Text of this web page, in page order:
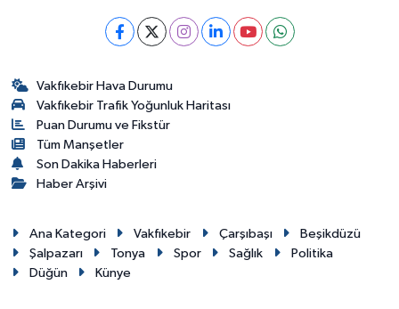
Vakfıkebir Hava Durumu
Vakfıkebir Trafik Yoğunluk Haritası
Puan Durumu ve Fikstür
Tüm Manşetler
Son Dakika Haberleri
Haber Arşivi
Ana Kategori Vakfıkebir Çarşıbaşı
Beşikdüzü
Şalpazarı
Tonya Spor Sağlık
Politika
Düğün
Künye